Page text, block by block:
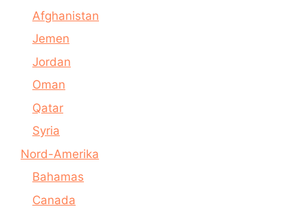
Afghanistan
Jemen
Jordan
Oman
Qatar
Syria
Nord-Amerika
Bahamas
Canada